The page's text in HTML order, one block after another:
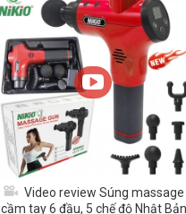
Video review Súng massage
cầm tay 6 đầu, 5 chế độ Nhật Bản